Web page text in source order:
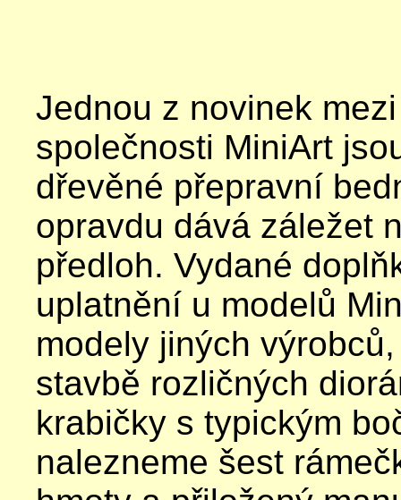
Jednou z novinek
společnosti MiniArt
dřevěné přepravní
opravdu dává záležet
předloh. Vydané
uplatnění u modelů
modely jiných
stavbě rozličných
krabičky s typickým
nalezneme šest